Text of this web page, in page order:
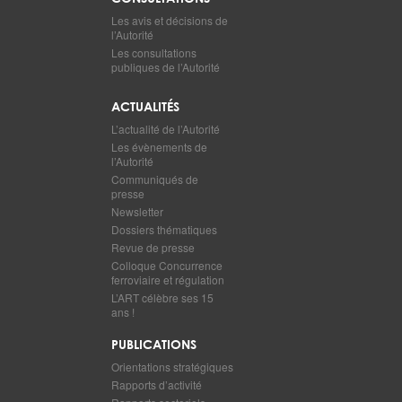
Les avis et décisions de
l’Autorité
Les consultations
publiques de l’Autorité
ACTUALITÉS
L’actualité de l’Autorité
Les évènements de
l’Autorité
Communiqués de
presse
Newsletter
Dossiers thématiques
Revue de presse
Colloque Concurrence
ferroviaire et régulation
L’ART célèbre ses 15
ans !
PUBLICATIONS
Orientations stratégiques
Rapports d’activité